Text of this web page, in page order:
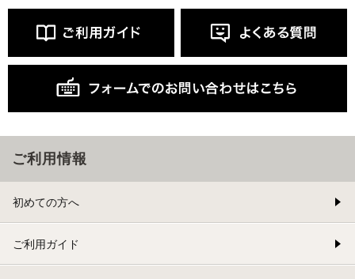
ご利用情報
初めての方へ
ご利用ガイド